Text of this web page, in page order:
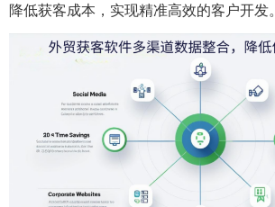
降低获客成本，实现精准高效的客户开发。